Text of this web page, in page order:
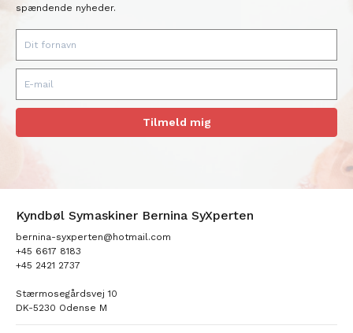
spændende nyheder.
Tilmeld mig
Kyndbøl Symaskiner Bernina SyXperten
bernina-syxperten@hotmail.com
+45 6617 8183
+45 2421 2737
Stærmosegårdsvej 10
DK-5230 Odense M